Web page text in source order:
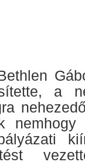
a
nemhogy